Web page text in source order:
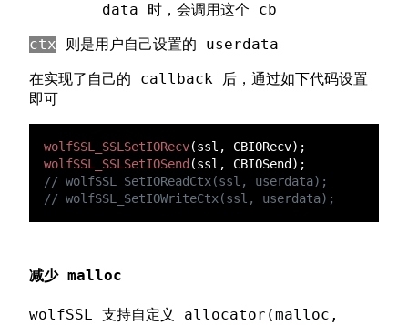
data 时，会调用这个 cb
ctx 则是用户自己设置的 userdata
在实现了自己的 callback 后，通过如下代码设置
即可
wolfSSL_SSLSetIORecv
wolfSSL_SSLSetIOSend
减少 malloc
wolfSSL 支持自定义 allocator(malloc,